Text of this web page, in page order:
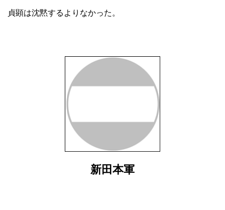
貞顕は沈黙するよりなかった。
新田本軍